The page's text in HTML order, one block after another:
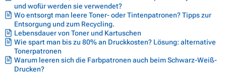
und wofür werden sie verwendet?
Wo entsorgt man leere Toner- oder Tintenpatronen? Tipps zur
Entsorgung und zum Recycling.
Lebensdauer von Toner und Kartuschen
Wie spart man bis zu 80% an Druckkosten? Lösung: alternative
Tonerpatronen
Warum leeren sich die Farbpatronen auch beim Schwarz-Weiß-
Drucken?